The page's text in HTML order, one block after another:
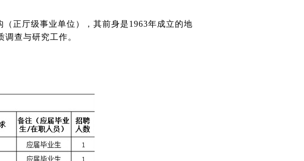
正厅级事业单位），其前身是1963年成立的地
查与研究工作。